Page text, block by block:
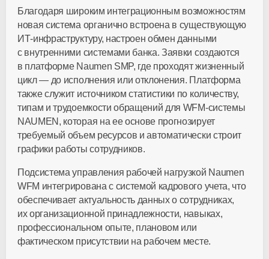
Благодаря широким интеграционным возможностям
новая система органично встроена в существующую
ИТ-инфраструктуру, настроен обмен данными
с внутренними системами банка. Заявки создаются
в платформе Naumen SMP, где проходят жизненный
цикл — до исполнения или отклонения. Платформа
также служит источником статистики по количеству,
типам и трудоемкости обращений для WFM-системы
NAUMEN, которая на ее основе прогнозирует
требуемый объем ресурсов и автоматически строит
графики работы сотрудников.
Подсистема управления рабочей нагрузкой Naumen
WFM интегрирована с системой кадрового учета, что
обеспечивает актуальность данных о сотрудниках,
их организационной принадлежности, навыках,
профессиональном опыте, плановом или
фактическом присутствии на рабочем месте.